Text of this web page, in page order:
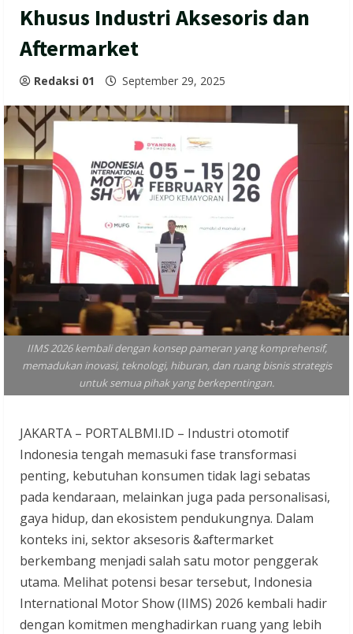
Khusus Industri Aksesoris dan
Aftermarket
Redaksi 01 September 29, 2025
IIMS 2026 kembali dengan konsep pameran yang komprehensif,
memadukan inovasi, teknologi, hiburan, dan ruang bisnis strategis
untuk semua pihak yang berkepentingan.
JAKARTA – PORTALBMI.ID – Industri otomotif
Indonesia tengah memasuki fase transformasi
penting, kebutuhan konsumen tidak lagi sebatas
pada kendaraan, melainkan juga pada personalisasi,
gaya hidup, dan ekosistem pendukungnya. Dalam
konteks ini, sektor aksesoris &aftermarket
berkembang menjadi salah satu motor penggerak
utama. Melihat potensi besar tersebut, Indonesia
International Motor Show (IIMS) 2026 kembali hadir
dengan komitmen menghadirkan ruang yang lebih